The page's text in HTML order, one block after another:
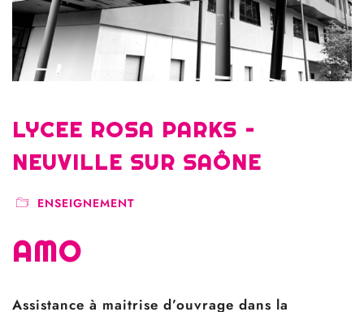
LYCEE ROSA PARKS –
NEUVILLE SUR SAÔNE
ENSEIGNEMENT
AMO
Assistance à maitrise d’ouvrage dans la